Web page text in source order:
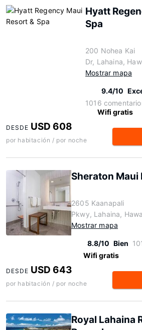
Hyatt
Spa
200 Nohea Kai
Dr, Lahaina,
Mostrar mapa
9.4/10
1016
Wifi gratis
DESDE USD 608
por habitación / por noche
Sheraton Maui
2605 Kaanapali
Pkwy, Lahaina,
Mostrar mapa
8.8/10 Bien
Wifi gratis
DESDE USD 643
por habitación / por noche
Royal Lahaina